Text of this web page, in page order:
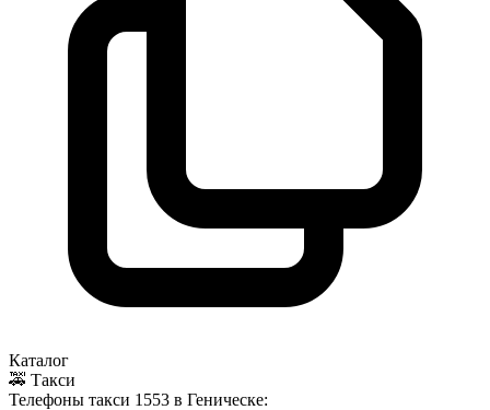
Каталог
🚕 Такси
Телефоны такси 1553 в Геническе: